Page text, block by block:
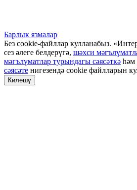
Барлык язмалар
Без cookie-файллар кулланабыз.
сез әлеге белдерүгә, шәхси
мәгълүматлар турындагы сәясәткә һәм
сәясәте нигезендә cookie файлларын
Килешү